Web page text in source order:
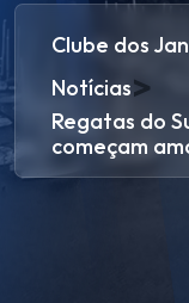
Clube dos
Notícias>
Regatas do
começam